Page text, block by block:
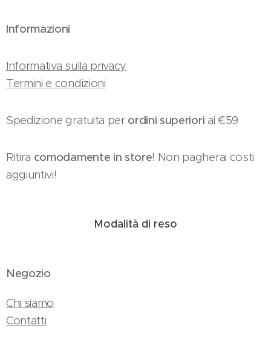
Informazioni
Informativa sulla privacy
Termini e condizioni
Spedizione gratuita perordini superiori ai €59
Ritira comodamente in store! Non pagherai costi
aggiuntivi!
Modalità di reso
Negozio
Chi siamo
Contatti